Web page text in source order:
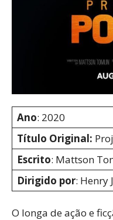
Ano: 2020
Título Original:
Escrito: Mattson
Dirigido por: Henry
O longa de ação e